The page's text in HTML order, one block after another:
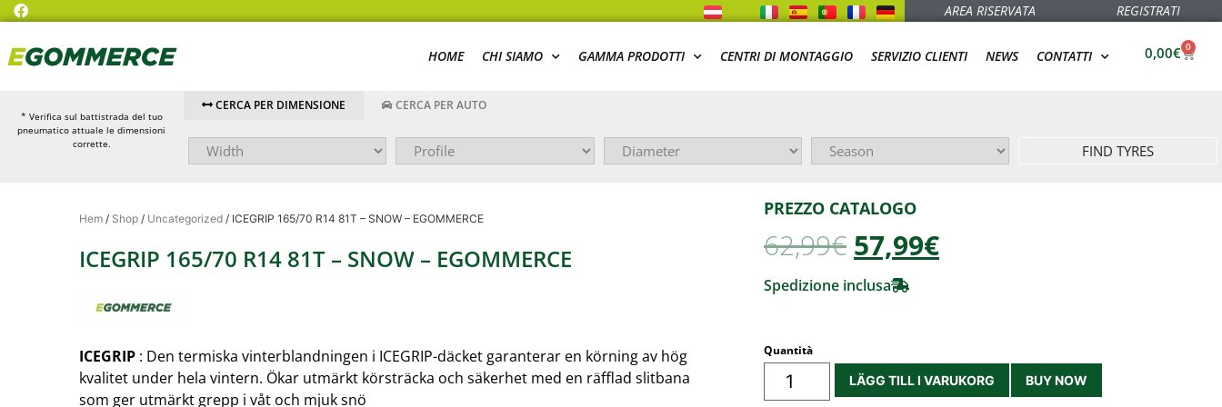
AREA RISERVATA REGISTRATI
HOME CHI SIAMO GAMMA PRODOTTI CENTRI DI MONTAGGIO SERVIZIO CLIENTI NEWS CONTATTI 0,00€ 0
* Verifica sul battistrada del tuo
pneumatico attuale le dimensioni
corrette.
CERCA PER DIMENSIONE CERCA PER AUTO
FIND TYRES
Hem / Shop / Uncategorized / ICEGRIP 165/70 R14 81T – SNOW – EGOMMERCE
ICEGRIP 165/70 R14 81T – SNOW – EGOMMERCE
ICEGRIP : Den termiska vinterblandningen i ICEGRIP-däcket garanterar en körning av hög
kvalitet under hela vintern. Ökar utmärkt körsträcka och säkerhet med en räfflad slitbana
som ger utmärkt grepp i våt och mjuk snö
PREZZO CATALOGO
62,99€ 57,99€
Spedizione inclusa
Quantità
LÄGG TILL I VARUKORG
BUY NOW